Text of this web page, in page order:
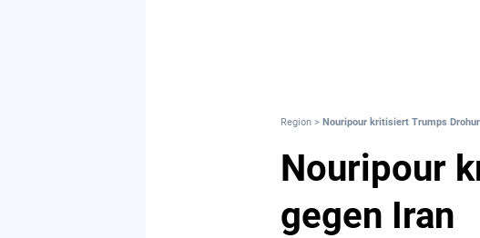
Region > Nouripour kritisiert Trumps
Nouripour
gegen Iran